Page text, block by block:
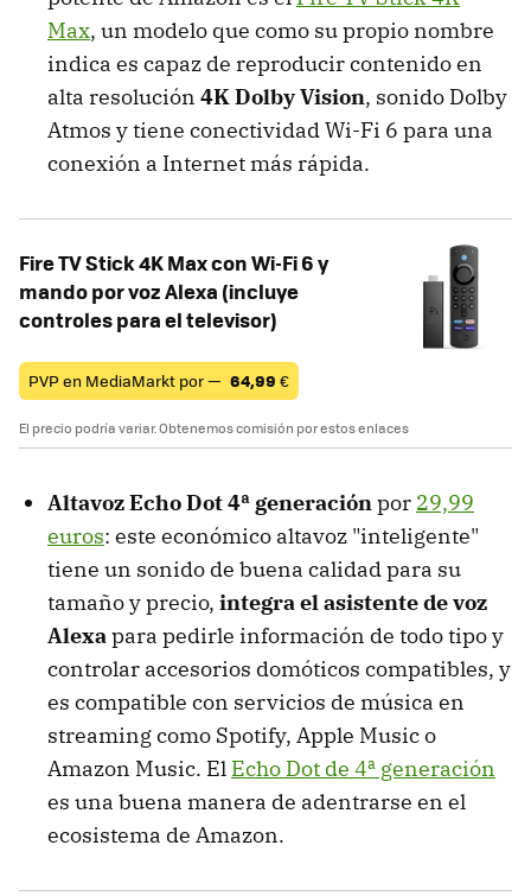
Max, un modelo que como su propio nombre
indica es capaz de reproducir contenido en
alta resolución 4K Dolby Vision, sonido Dolby
Atmos y tiene conectividad Wi-Fi 6 para una
conexión a Internet más rápida.
Fire TV Stick 4K Max con Wi-Fi 6 y
mando por voz Alexa (incluye
controles para el televisor)
PVP en MediaMarkt por — 64,99 €
El precio podría variar. Obtenemos comisión por estos enlaces
Altavoz Echo Dot 4ª generaciónpor 29,99
euros: este económico altavoz "inteligente"
tiene un sonido de buena calidad para su
tamaño y precio, integra el asistente de voz
Alexapara pedirle información de todo tipo y
controlar accesorios domóticos compatibles, y
es compatible con servicios de música en
streaming como Spotify, Apple Music o
Amazon Music. El Echo Dot de 4ª generación
es una buena manera de adentrarse en el
ecosistema de Amazon.